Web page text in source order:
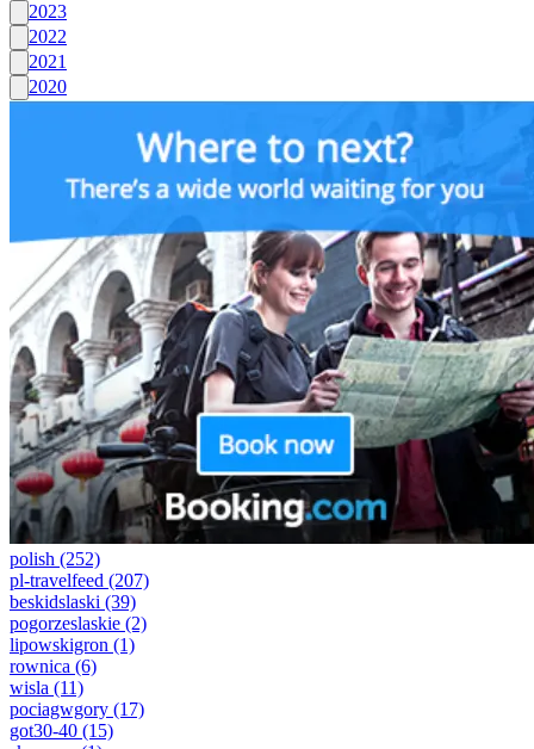
2023
2022
2021
2020
polish (252)
pl-travelfeed (207)
beskidslaski (39)
pogorzeslaskie (2)
lipowskigron (1)
rownica (6)
wisla (11)
pociagwgory (17)
got30-40 (15)